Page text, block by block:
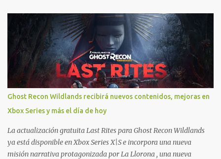
jugarlos y mantener un progreso compartido en Windows PC y
Xbox, y tenemos un listado de juegos compatibles por acá . ¿Aún
necesitas una mano con las compras? Tenemos un tutorial extenso
o en vídeo para que se quiten todas las dudas generales de cómo
hacer compras en Xbox . Podes consultar un listado más completo
de promociones desde xbox.com. El post puede tener
actualizaciones regulares o cambios ante cualquier error. Ofertas
- Argentina Ofertas - Chile Ofertas - Colombia Ofertas - México
Ofertas - Estados Unidos Ofertas - España Todas las ofertas de
Xbox One también aplican a Xbox Series, a excepción de los jue...
Ghost Recon Wildlands recibirá nuevos contenidos, mejoras en
Xbox Series y más el día de hoy
La actualización gratuita Last Rites para Ghost Recon Wildlands
ya está disponible en Xbox Series X|S e incorpora una nueva
misión narrativa protagonizada por La Llorona , una nueva